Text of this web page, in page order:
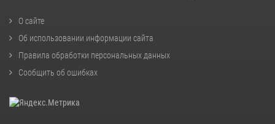
О сайте
Об использовании информации сайта
Правила обработки персональных данных
Сообщить об ошибках